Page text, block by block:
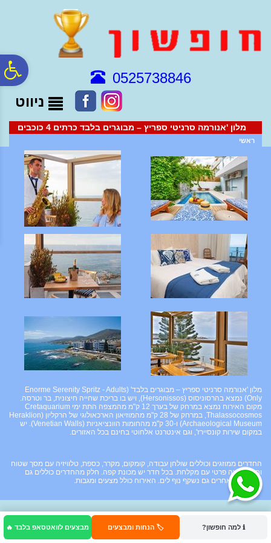
ℹ️ למה חופשון? 🏷️ הנחות ומבצעים מבצעים לוואטסאפ בלבד 🔥
נגישות
0525738846
ניווט
מלון 'אנורמה סרניטי ספריץ – מבוגרים בלבד כרתים 4 כוכבים
ראשי
מלון 'אנורמה סרניטי ספריץ – מבוגרים בלבד' (Enorme Serenity Spritz - Adults
Only) נמצא בהרסוניסוס (Hersonissos), ויש בו בריכת שחייה חיצונית, בר וטרסה.
מקום האירוח נמצא במרחק של בערך 12 ק"מ מהמצפה התת ימי Cretaquarium
Thalassocosmos, במרחק של 28 ק"מ מהמוזיאון הארכאולוגי של הרקליון (Heraklion
Archaeological Museum) ו-30 ק"מ מהחומות הוונציאניות (Venetian Walls). יש
במקום שירות קונסיירז', וגם אינטרנט אלחוטי בחינם בכל האזורים.
החדרים ממוזגים וכוללים שולחן עבודה, קומקום, מקרר, כספת, טלוויזיה עם מסך שטוח
וחדר רחצה פרטי עם מקלחת. בכל חדר יש מכונת קפה. חלק מהחדרים כוללים גם
מרפסת ומאחרים גם נשקף נוף לים. האירוח כולל מצעים ומגבות.